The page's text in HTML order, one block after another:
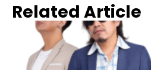
Related Article